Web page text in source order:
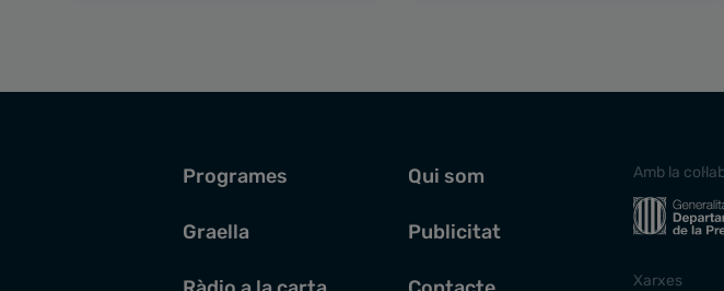
Programes
Graella
Qui som
Publicitat
Amb la
Xarxes